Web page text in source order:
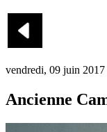
vendredi, 09 juin
Ancienne